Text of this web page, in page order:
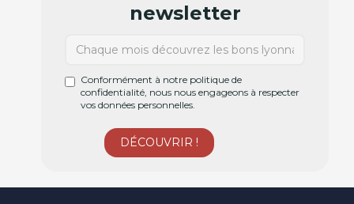
newsletter
Conformément à notre politique de
confidentialité, nous nous engageons à respecter
vos données personnelles.